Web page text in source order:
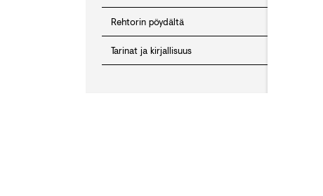
Rehtorin pöydältä
Tarinat ja kirjallisuus